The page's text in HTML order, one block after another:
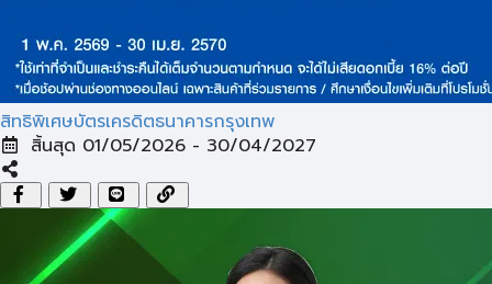
สิทธิพิเศษบัตรเครดิตธนาคารกรุงเทพ
สิ้นสุด 01/05/2026 - 30/04/2027